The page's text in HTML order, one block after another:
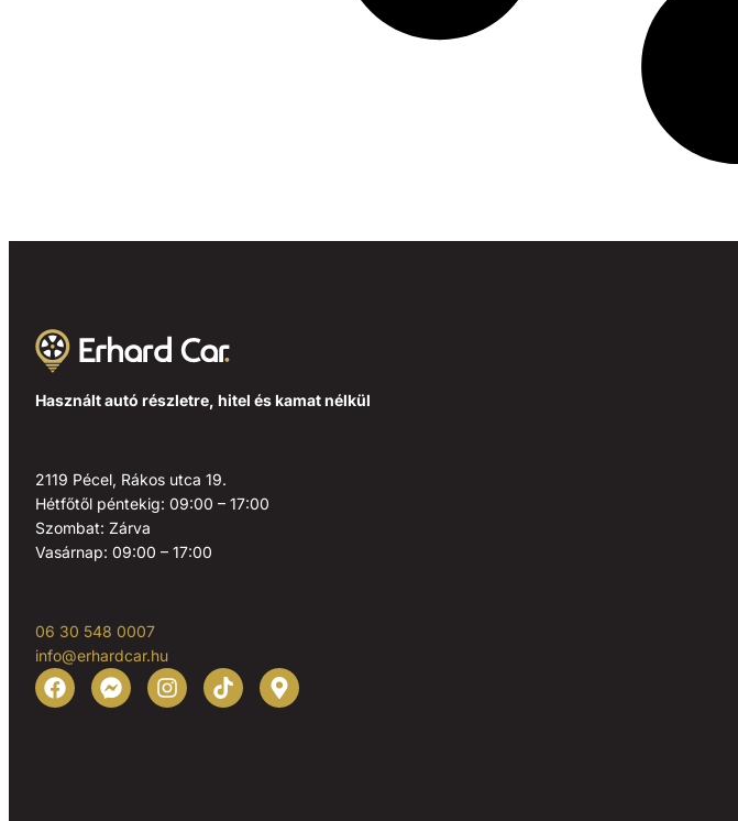
Használt autó részletre, hitel és kamat nélkül
2119 Pécel, Rákos utca 19.
Hétfőtől péntekig: 09:00 – 17:00
Szombat: Zárva
Vasárnap: 09:00 – 17:00
06 30 548 0007
info@erhardcar.hu